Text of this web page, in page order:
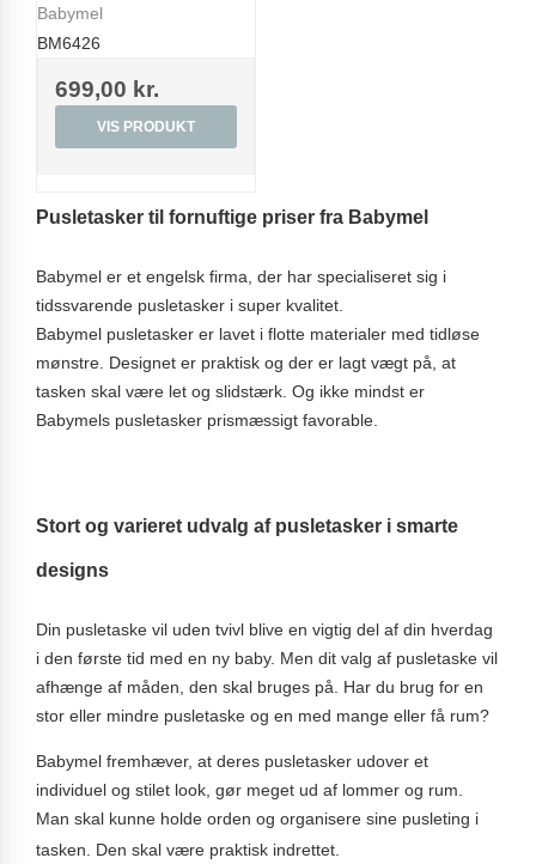
Babymel
BM6426
699,00 kr.
VIS PRODUKT
Pusletasker til fornuftige priser fra Babymel
Babymel er et engelsk firma, der har specialiseret sig i
tidssvarende pusletasker i super kvalitet.
Babymel pusletasker er lavet i flotte materialer med tidløse
mønstre. Designet er praktisk og der er lagt vægt på, at
tasken skal være let og slidstærk. Og ikke mindst er
Babymels pusletasker prismæssigt favorable.
Stort og varieret udvalg af pusletasker i smarte
designs
Din pusletaske vil uden tvivl blive en vigtig del af din hverdag
i den første tid med en ny baby. Men dit valg af pusletaske vil
afhænge af måden, den skal bruges på. Har du brug for en
stor eller mindre pusletaske og en med mange eller få rum?
Babymel fremhæver, at deres pusletasker udover et
individuel og stilet look, gør meget ud af lommer og rum.
Man skal kunne holde orden og organisere sine pusleting i
tasken. Den skal være praktisk indrettet.